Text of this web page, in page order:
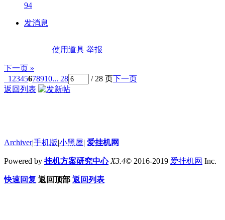
94
发消息
使用道具 举报
下一页 »
1 2345678910... 28 / 28 页下一页
返回列表
Archiver|手机版|小黑屋| 爱挂机网
Powered by 挂机方案研究中心 X3.4© 2016-2019 爱挂机网 Inc.
快速回复 返回顶部 返回列表